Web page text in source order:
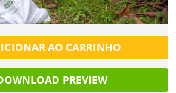
AO CARRINHO
PREVIEW
ENTRAR
ENTRAR